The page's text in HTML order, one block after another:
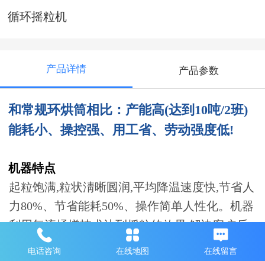
循环摇粒机
产品详情 产品参数
和常规环烘筒相比： 产能高(达到10吨/2班)
能耗小、操控强、用工省、劳动强度低!
机器特点
起粒饱满,粒状淸晰囻润,平均降温速度快,节省人
力80%、节省能耗50%、操作简单人性化。机器
利用气流揉搓技术达到摇粒的效果,解决客户后
整理摇粒环节中的用工成本高、效力低、能耗
电话咨询 在线地图 在线留言